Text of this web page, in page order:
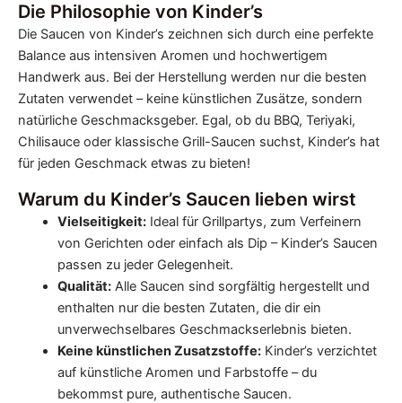
Die Philosophie von Kinder’s
Die Saucen von Kinder’s zeichnen sich durch eine perfekte
Balance aus intensiven Aromen und hochwertigem
Handwerk aus. Bei der Herstellung werden nur die besten
Zutaten verwendet – keine künstlichen Zusätze, sondern
natürliche Geschmacksgeber. Egal, ob du BBQ, Teriyaki,
Chilisauce oder klassische Grill-Saucen suchst, Kinder’s hat
für jeden Geschmack etwas zu bieten!
Warum du Kinder’s Saucen lieben wirst
Vielseitigkeit:Ideal für Grillpartys, zum Verfeinern
von Gerichten oder einfach als Dip – Kinder’s Saucen
passen zu jeder Gelegenheit.
Qualität:Alle Saucen sind sorgfältig hergestellt und
enthalten nur die besten Zutaten, die dir ein
unverwechselbares Geschmackserlebnis bieten.
Keine künstlichen Zusatzstoffe:Kinder’s verzichtet
auf künstliche Aromen und Farbstoffe – du
bekommst pure, authentische Saucen.